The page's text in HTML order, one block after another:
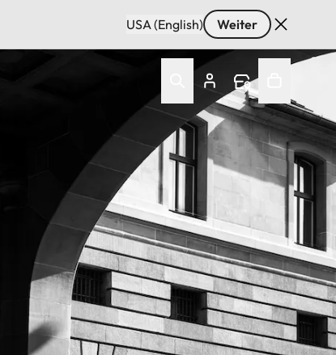
USA (English) Weiter